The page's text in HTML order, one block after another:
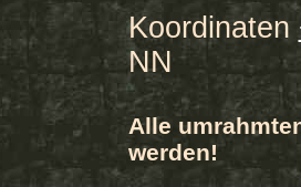
Koordinaten
NN
Alle
werden!